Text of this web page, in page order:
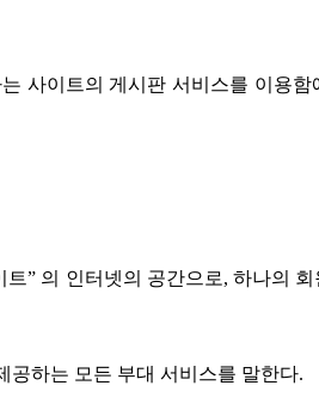
사이트의 게시판 서비스를 이용
” 의 인터넷의 공간으로, 하나의
하는 모든 부대 서비스를 말한다.